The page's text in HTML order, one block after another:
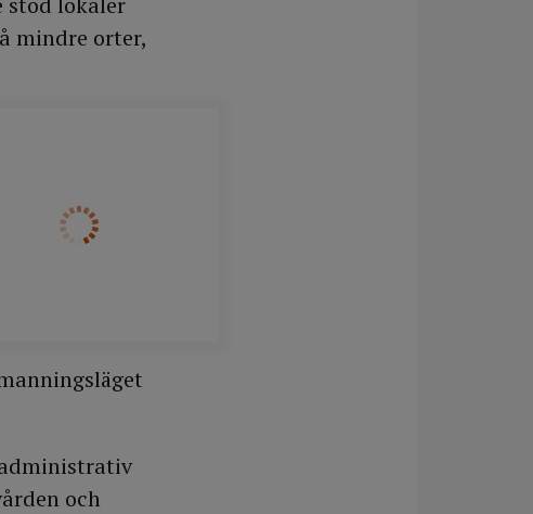
grupp, och
Arbetet kan därför,
mindre orter,
och